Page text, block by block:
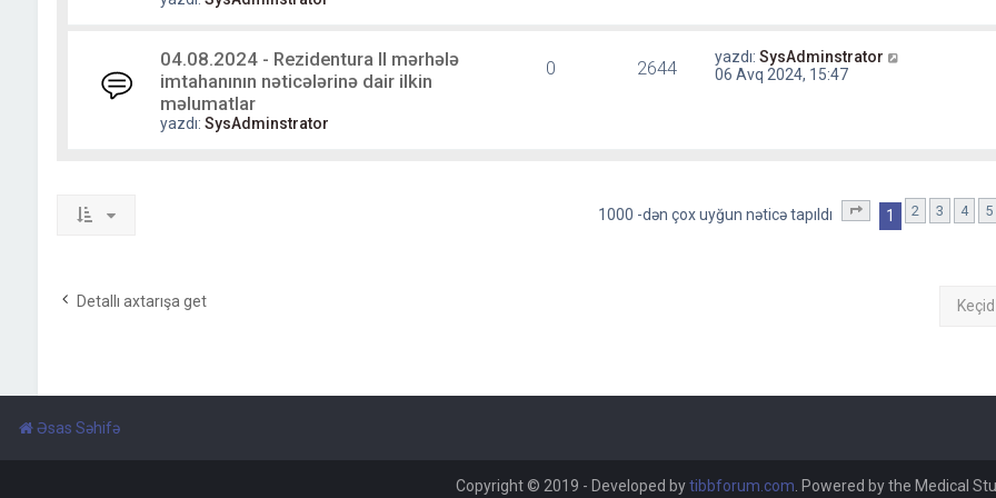
04.08.2024 - Rezidentura II mərhələ
imtahanının nəticələrinə dair ilkin
məlumatlar
yazdı: SysAdminstrator
0 2644 yazdı:SysAdminstrator
06 Avq 2024, 15:47
1000 -dən çox uyğun nəticə tapıldı . səhifə (Cəmi40
1 2 3 4 5
Detallı axtarışa get
Əsas Səhifə
Copyright © 2019 - Developed bytibbforum.com . Powered by the Medical